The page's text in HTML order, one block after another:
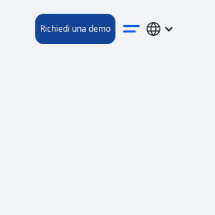
Richiedi una demo